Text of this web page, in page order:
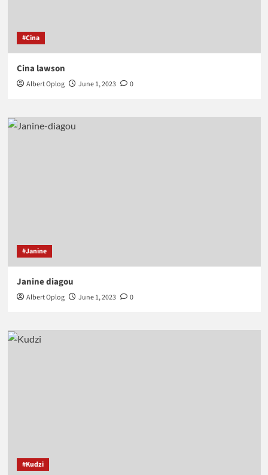
#Cina
Cina lawson
Albert Oplog June 1, 2023 0
#Janine
Janine diagou
Albert Oplog June 1, 2023 0
#Kudzi